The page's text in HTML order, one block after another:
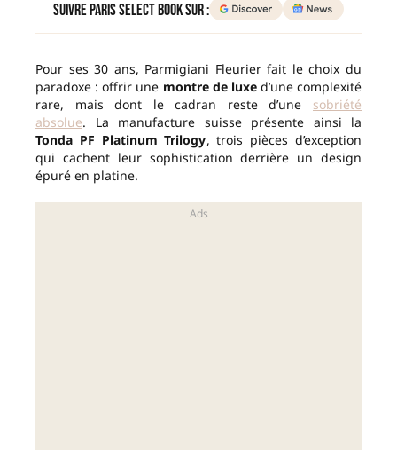
Suivre Paris Select Book sur :
Pour ses 30 ans, Parmigiani Fleurier fait le choix du
paradoxe : offrir une montre de luxed’une complexité
rare, mais dont le cadran reste d’une sobriété
absolue. La manufacture suisse présente ainsi la
Tonda PF Platinum Trilogy, trois pièces d’exception
qui cachent leur sophistication derrière un design
épuré en platine.